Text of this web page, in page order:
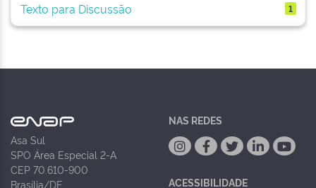
Texto para Discussão
1
Asa Sul
SPO Área Especial 2-A
CEP 70.610-900
Brasília/DF
NAS REDES
ACESSIBILIDADE